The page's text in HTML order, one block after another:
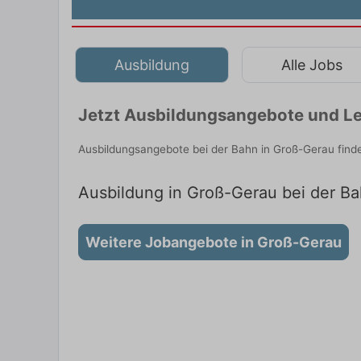
Ausbildung Alle Jobs
Jetzt Ausbildungsangebote und
Ausbildungsangebote bei der Bahn in Groß-Gerau
Ausbildung in Groß-Gerau bei der
Weitere Jobangebote in Groß-Gerau